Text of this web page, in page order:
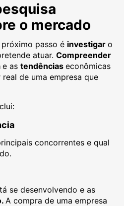
o mercado
passo é investigar o
atuar. Compreender
e as tendências econômicas
de uma empresa que
concorrentes e qual
se desenvolvendo e as
A compra de uma empresa